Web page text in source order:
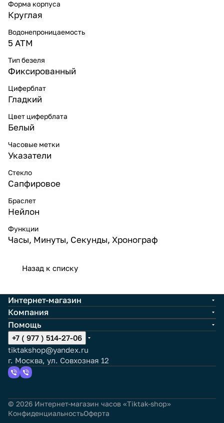
Форма корпуса
Круглая
Водонепроницаемость
5 ATM
Тип безеля
Фиксированный
Циферблат
Гладкий
Цвет циферблата
Белый
Часовые метки
Указатели
Стекло
Сапфировое
Браслет
Нейлон
Функции
Часы, Минуты, Секунды, Хронограф
Назад к списку
Интернет-магазин
Компания
Помощь
+7 ( 977 ) 514-27-06
tiktakshop@yandex.ru
г. Москва, ул. Совхозная 12
© 2026 Интернет-магазин часов «Tiktak-shop»
КонфиденциальностьОферта